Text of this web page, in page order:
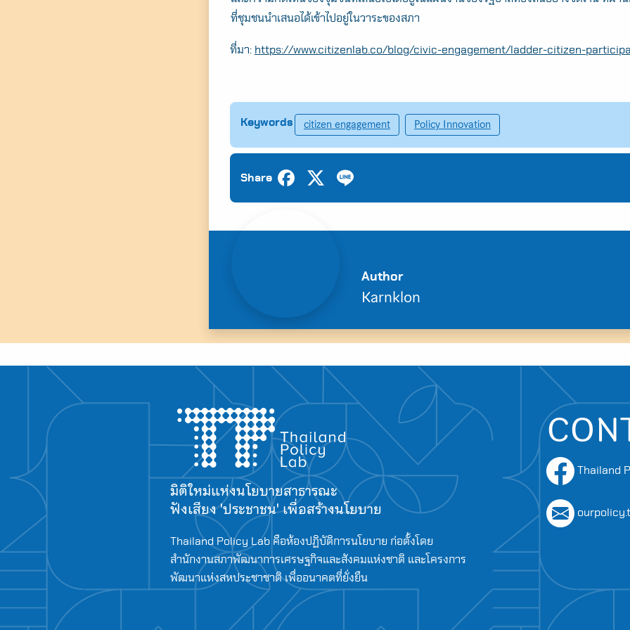
ที่ชุมชนนำเสนอได้เข้าไปอยู่ในวาระของสภา
ที่มา: https://www.citizenlab.co/blog/civic-engagement/ladder-citizen-
Keywords citizen engagement Policy Innovation
Share
Author
Karnklon
มิติใหม่แห่งนโยบายสาธารณะ
ฟังเสียง 'ประชาชน' เพื่อสร้างนโยบาย
Thailand Policy Lab คือห้องปฏิบัติการนโยบาย ก่อตั้งโดย
สำนักงานสภาพัฒนาการเศรษฐกิจและสังคมแห่งชาติ และโครงการ
พัฒนาแห่งสหประชาชาติ เพื่ออนาคตที่ยั่งยืน
Thailand